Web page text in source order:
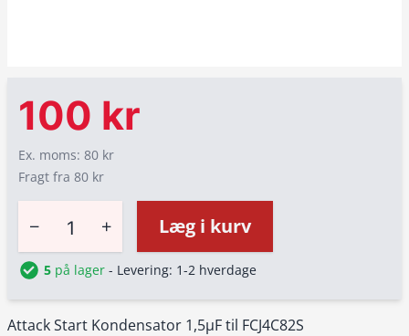
Attack Start Kondensator 1,5µF til FCJ4C82S
100 kr
Ex. moms: 80 kr
Fragt fra 80 kr
− + Læg i kurv
5 på lager - Levering: 1-2 hverdage